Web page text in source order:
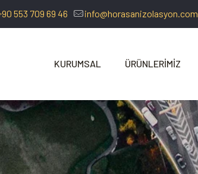
553 709 69 46 info@horasanizolasyon.com
KURUMSAL ÜRÜNLERİMİZ